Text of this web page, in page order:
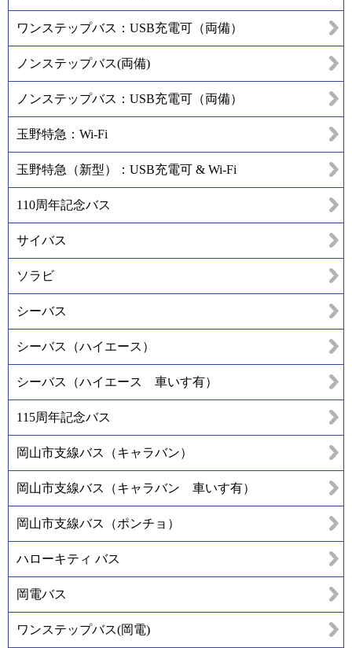
ワンステップバス：USB充電可（両備）
ノンステップバス(両備)
ノンステップバス：USB充電可（両備）
玉野特急：Wi-Fi
玉野特急（新型）：USB充電可 & Wi-Fi
110周年記念バス
サイバス
ソラビ
シーバス
シーバス（ハイエース）
シーバス（ハイエース 車いす有）
115周年記念バス
岡山市支線バス（キャラバン）
岡山市支線バス（キャラバン 車いす有）
岡山市支線バス（ポンチョ）
ハローキティ バス
岡電バス
ワンステップバス(岡電)